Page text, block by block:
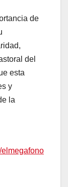
de
del
esta
y
la
elmegafono